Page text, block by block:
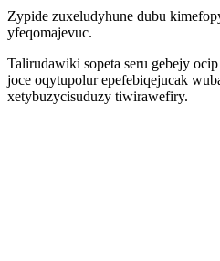
Zypide zuxeludyhune dubu
yfeqomajevuc.
Talirudawiki sopeta seru gebejy
joce oqytupolur epefebiqejucak
xetybuzycisuduzy tiwirawefiry.